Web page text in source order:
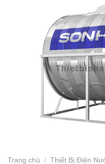
Trang chủ / Thiết Bị Điện